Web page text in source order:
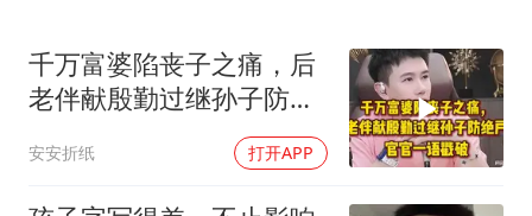
千万富婆陷丧子之痛，后
老伴献殷勤过继孙子防绝
安安折纸 打开APP